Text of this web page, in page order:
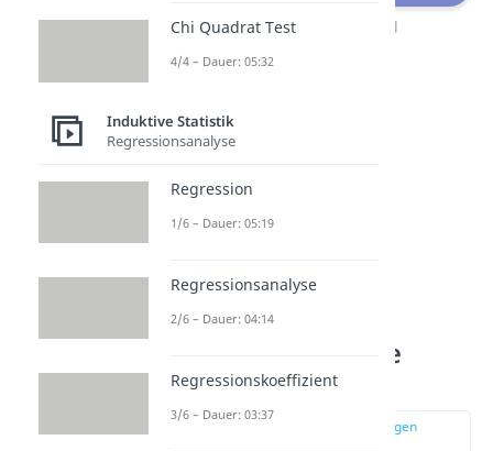
Regressionsgerade und
Regressionsgleichung
Regressionsanalyse
Beispiel
zur Stelle im Video springen
Chi Quadrat Test
4/4 – Dauer: 05:32
Induktive Statistik
Regressionsanalyse
Regression
1/6 – Dauer: 05:19
Regressionsanalyse
2/6 – Dauer: 04:14
Regressionskoeffizient
3/6 – Dauer: 03:37